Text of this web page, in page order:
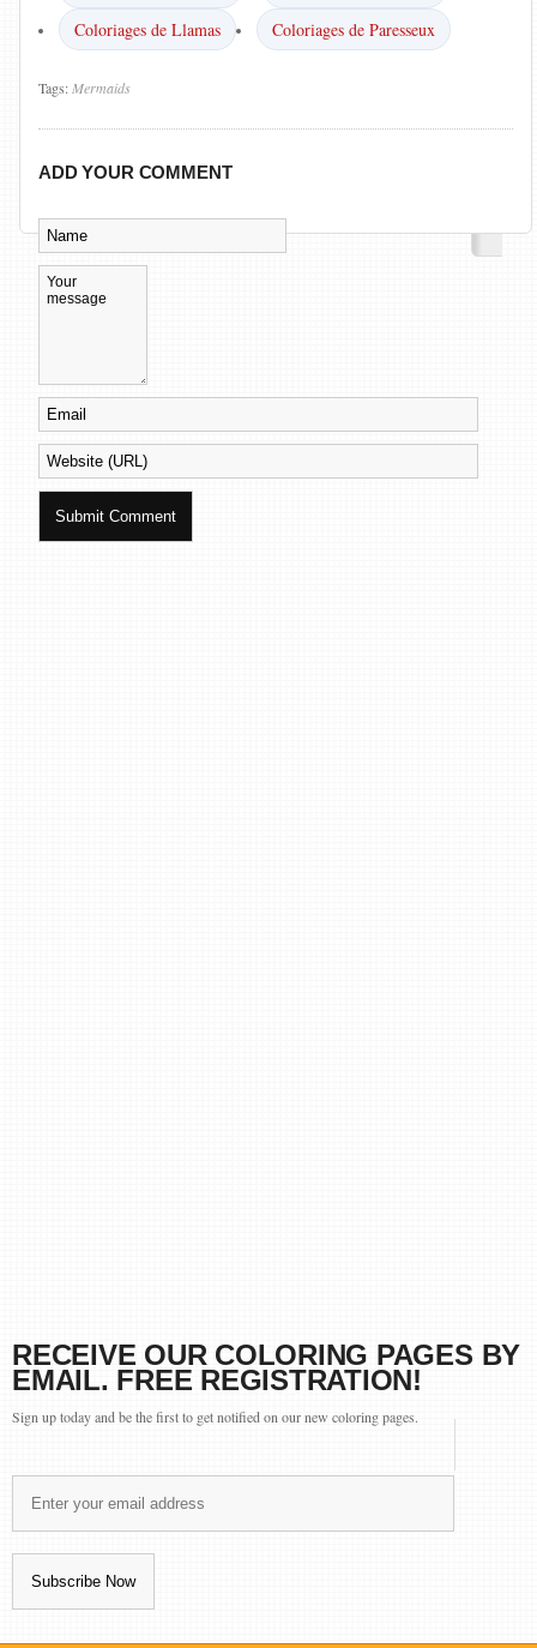
Coloriages de Llamas
Coloriages de Paresseux
Tags: Mermaids
ADD YOUR COMMENT
RECEIVE OUR COLORING PAGES BY
EMAIL. FREE REGISTRATION!
Sign up today and be the first to get notified on our new coloring pages.